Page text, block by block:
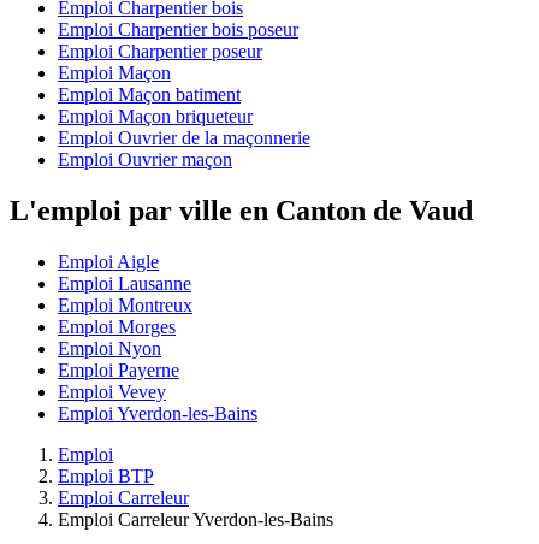
Emploi Charpentier bois
Emploi Charpentier bois poseur
Emploi Charpentier poseur
Emploi Maçon
Emploi Maçon batiment
Emploi Maçon briqueteur
Emploi Ouvrier de la maçonnerie
Emploi Ouvrier maçon
L'emploi par ville en Canton de Vaud
Emploi Aigle
Emploi Lausanne
Emploi Montreux
Emploi Morges
Emploi Nyon
Emploi Payerne
Emploi Vevey
Emploi Yverdon-les-Bains
Emploi
Emploi BTP
Emploi Carreleur
Emploi Carreleur Yverdon-les-Bains